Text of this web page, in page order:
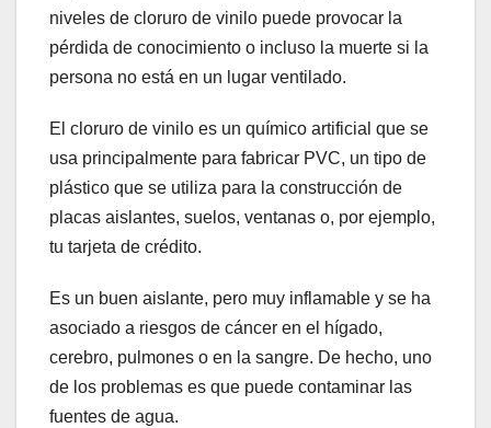
niveles de cloruro de vinilo puede provocar la
pérdida de conocimiento o incluso la muerte si la
persona no está en un lugar ventilado.
El cloruro de vinilo es un químico artificial que se
usa principalmente para fabricar PVC, un tipo de
plástico que se utiliza para la construcción de
placas aislantes, suelos, ventanas o, por ejemplo,
tu tarjeta de crédito.
Es un buen aislante, pero muy inflamable y se ha
asociado a riesgos de cáncer en el hígado,
cerebro, pulmones o en la sangre. De hecho, uno
de los problemas es que puede contaminar las
fuentes de agua.